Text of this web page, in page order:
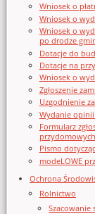
Wniosek o
Wniosek o
Wniosek o
po drodze
Dotacje do
Dotacje na
Wniosek o
Zgłoszenie
Uzgodnienie
Wydanie
Formularz
Pismo
modeLOWE
Ochrona
Rolnictwo
Szacowanie